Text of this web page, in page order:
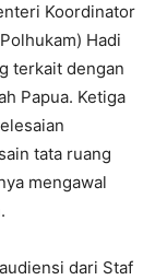
Koordinator
Hadi
terkait dengan
Papua. Ketiga
tata ruang
mengawal
dari Staf